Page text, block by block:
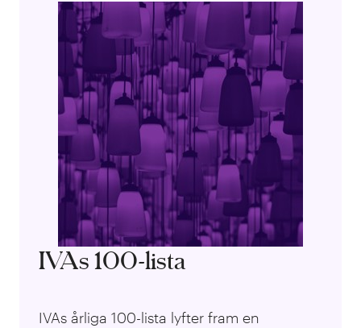
IVAs 100-lista
IVAs årliga 100-lista lyfter fram en